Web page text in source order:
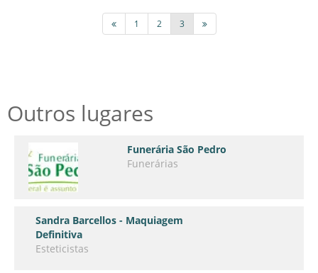
1 2 3
Outros lugares
Funerária São Pedro
Funerárias
Sandra Barcellos - Maquiagem
Definitiva
Esteticistas